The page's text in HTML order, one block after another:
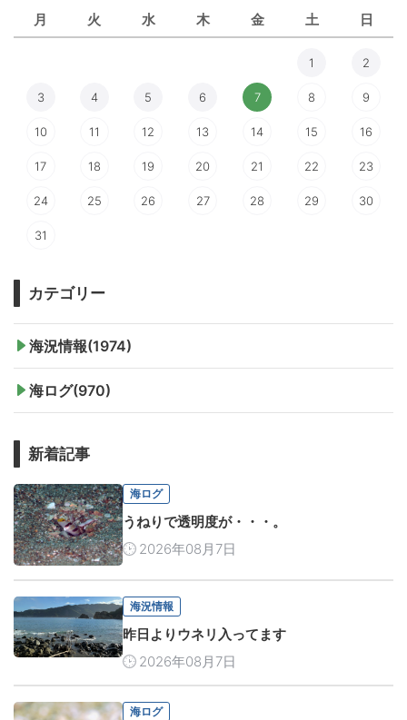
月 火 水 木 金 土 日
1 2
3 4 5 6 7 8 9
10 11 12 13 14 15 16
17 18 19 20 21 22 23
24 25 26 27 28 29 30
31
カテゴリー
海況情報(1974)
海ログ(970)
新着記事
海ログ
うねりで透明度が・・・。
2026年08月7日
海況情報
昨日よりウネリ入ってます
2026年08月7日
海ログ